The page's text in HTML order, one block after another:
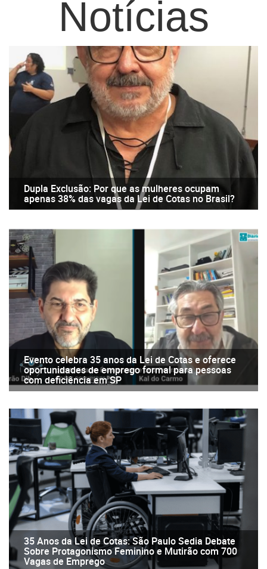
Notícias
Dupla Exclusão: Por que as mulheres ocupam
apenas 38% das vagas da Lei de Cotas no Brasil?
Evento celebra 35 anos da Lei de Cotas e oferece
oportunidades de emprego formal para pessoas
com deficiência em SP
35 Anos da Lei de Cotas: São Paulo Sedia Debate
Sobre Protagonismo Feminino e Mutirão com 700
Vagas de Emprego